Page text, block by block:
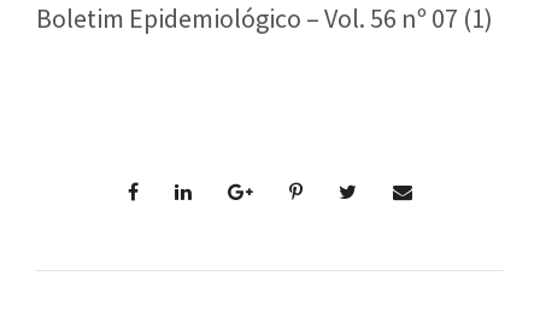
Boletim Epidemiológico – Vol. 56 nº 07 (1)